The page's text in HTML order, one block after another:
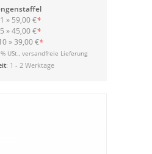
» 59,00 €*
»45,00 €*
»39,00 €*
USt., versandfreie Lieferung
: 1 - 2 Werktage